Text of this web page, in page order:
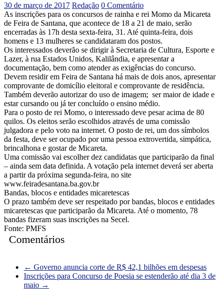
30 de março de 2017 Redação 0 Comentário
As inscrições para os concursos de rainha e rei Momo da Micareta
de Feira de Santana, que acontece de 18 a 21 de maio, serão
encerradas às 17h desta sexta-feira, 31. Até quinta-feira, dois
homens e 13 mulheres se candidataram dos postos.
Os interessados deverão se dirigir à Secretaria de Cultura, Esporte e
Lazer, à rua Estados Unidos, Kalilândia, e apresentar a
documentação, bem como atender as exigências do concurso.
Devem residir em Feira de Santana há mais de dois anos, apresentar
comprovante de domicílio eleitoral e comprovante de residência.
Também deverão autorizar do uso de imagem; ser maior de idade e
estar cursando ou já ter concluído o ensino médio.
Para o posto de rei Momo, o interessado deve pesar acima de 80
quilos. Os eleitos serão escolhidos através de uma comissão
julgadora e pelo voto na internet. O posto de rei, um dos símbolos
da festa, deve ser ocupado por uma pessoa extrovertida, simpática,
brincalhona e gostar de Micareta.
Uma comissão vai escolher dez candidatas que participarão da final
– ainda sem data definida. A votação pela internet deverá ser aberta
a partir da próxima segunda-feira, no site
www.feiradesantana.ba.gov.br
Bandas, blocos e entidades micaretescas
O prazo também deve ser respeitado por bandas, blocos e entidades
micaretescas que participarão da Micareta. Até o momento, 78
bandas fizeram suas inscrições na Secel.
Fonte: PMFS
Comentários
← Governo anuncia corte de R$ 42,1 bilhões em despesas
Inscrições para Concurso de Poesia se estenderão até dia 3 de
maio →